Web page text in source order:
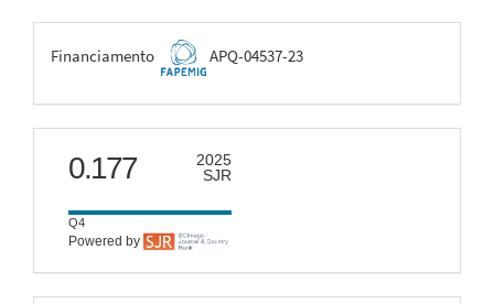
FAPEMIG
Financiamento APQ-04537-23
scimago
0.177
2025
SJR
Q4
Powered by